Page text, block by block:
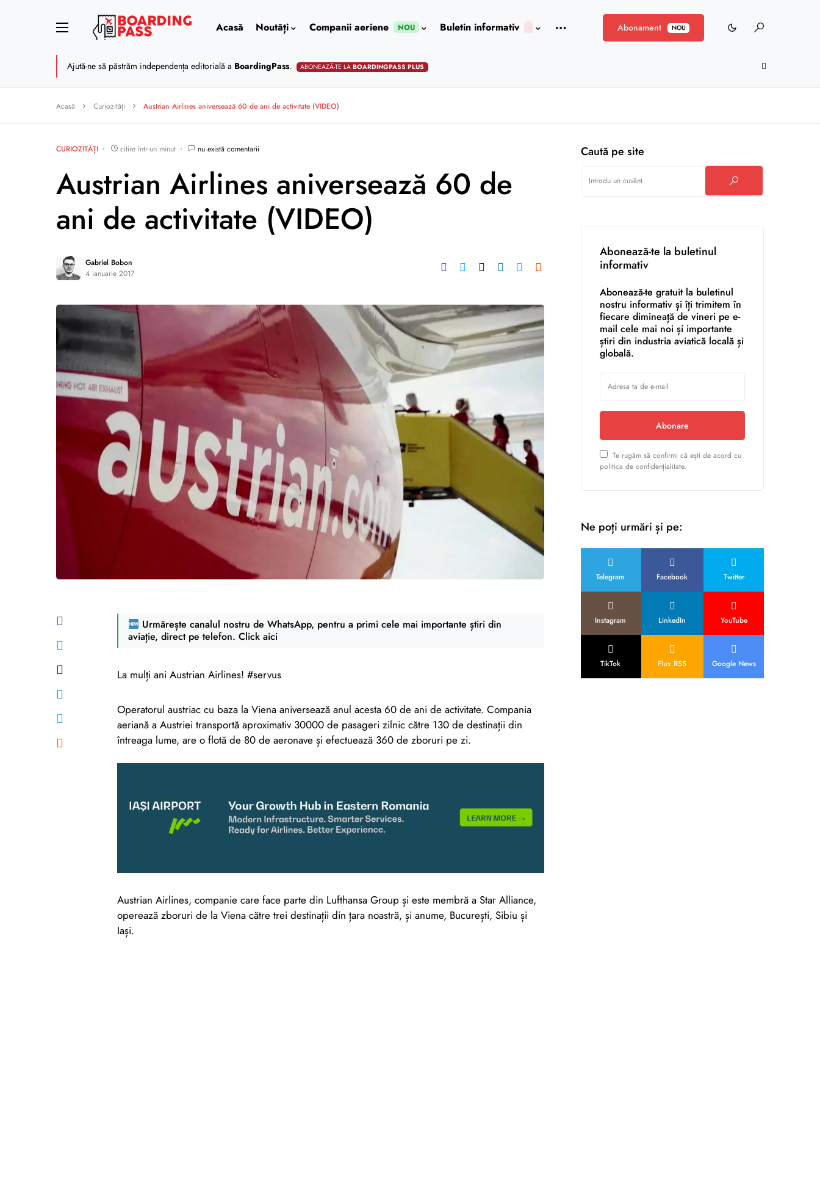
Acasă Noutăți Companii aeriene NOU Buletin informativ Abonament NOU
Ajută-ne să păstrăm independența editorială a BoardingPass. ABONEAZĂ-TE LABOARDINGPASS PLUS
Acasă Curiozități Austrian Airlines aniversează 60 de ani de activitate (VIDEO)
CURIOZITĂȚI citire într-un minut nu există comentarii
Austrian Airlines aniversează 60 de
ani de activitate (VIDEO)
Gabriel Bobon
4 ianuarie 2017
Urmărește canalul nostru de WhatsApp, pentru a primi cele mai importante știri din
aviație, direct pe telefon. Click aici
La mulți ani Austrian Airlines! #servus
Operatorul austriac cu baza la Viena aniversează anul acesta 60 de ani de activitate. Compania
aeriană a Austriei transportă aproximativ 30000 de pasageri zilnic către 130 de destinații din
întreaga lume, are o flotă de 80 de aeronave și efectuează 360 de zboruri pe zi.
Austrian Airlines, companie care face parte din Lufthansa Group și este membră a Star Alliance,
operează zboruri de la Viena către trei destinații din țara noastră, și anume, București, Sibiu și
Iași.
Caută pe site
Abonează-te la buletinul
informativ
Abonează-te gratuit la buletinul
nostru informativ și îți trimitem în
fiecare dimineață de vineri pe e-
mail cele mai noi și importante
știri din industria aviatică locală și
globală.
Abonare
Te rugăm să confirmi că ești de acord cu
politica de confidențialitate.
Ne poți urmări și pe:
Telegram Facebook Twitter
Instagram LinkedIn YouTube
TikTok Flux RSS Google News